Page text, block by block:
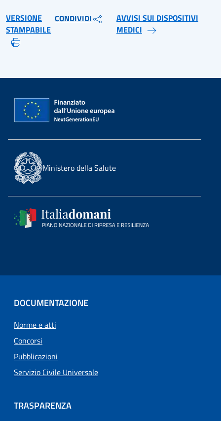
VERSIONE
STAMPABILE
CONDIVIDI
AVVISI SUI DISPOSITIVI
MEDICI
Ministero della Salute
DOCUMENTAZIONE
Norme e atti
Concorsi
Pubblicazioni
Servizio Civile Universale
TRASPARENZA